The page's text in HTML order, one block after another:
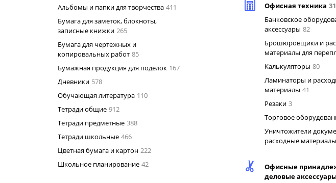
Альбомы и папки для творчества 411
Бумага для заметок, блокноты,
записные книжки 265
Бумага для чертежных и
копировальных работ 85
Бумажная продукция для поделок 167
Дневники 578
Обучающая литература 110
Тетради общие 912
Тетради предметные 388
Тетради школьные 466
Цветная бумага и картон 222
Школьное планирование 42
Офисная техника
Банковское
аксессуары 82
Брошюровщики и
материалы для
Калькуляторы 80
Ламинаторы и
материалы 41
Резаки 3
Торговое
Уничтожители
расходные материалы
Офисные
деловые аксессуары